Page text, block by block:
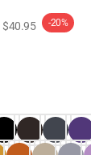
$40.95 -20%